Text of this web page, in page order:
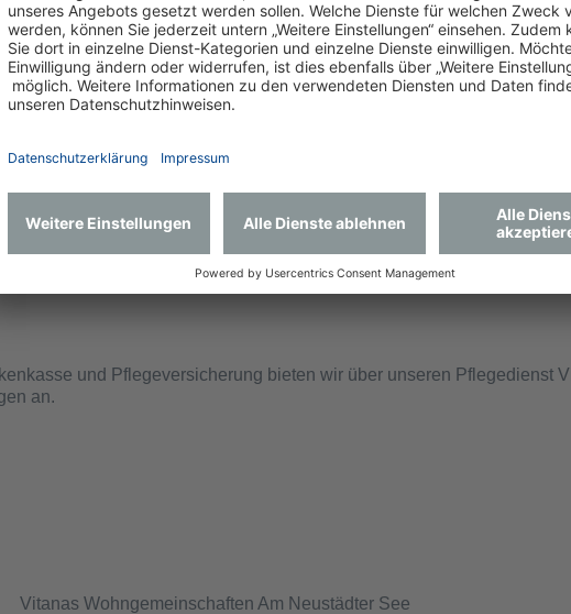
und Trockneranschluss
jedem Zimmer
und Einkaufsmöglichkeiten in der Umgebung
zur täglichen Strukturierung
Ihren persönlichen und vertrauten Dingen
Sie nach Absprache gern mitbringen
und Pflegeversicherung bieten wir über unseren Pflegedienst
an.
Vitanas Wohngemeinschaften Am Neustädter See